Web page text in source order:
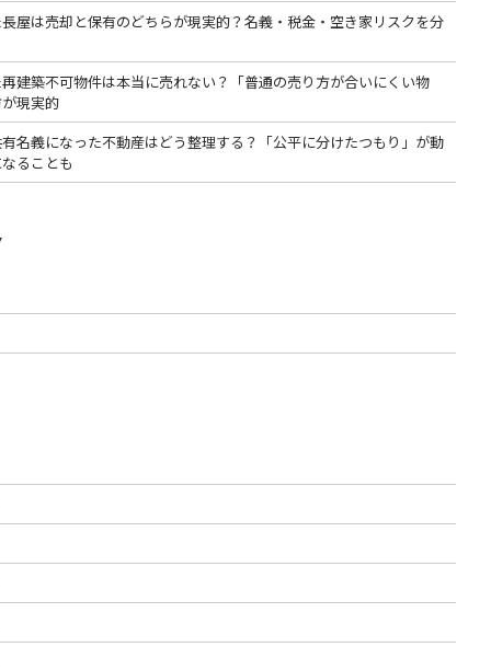
屋は売却と保有のどちらが現実的？名義・税金・空き家リスクを分
建築不可物件は本当に売れない？「普通の売り方が合いにくい物
現実的
名義になった不動産はどう整理する？「公平に分けたつもり」が動
ることも